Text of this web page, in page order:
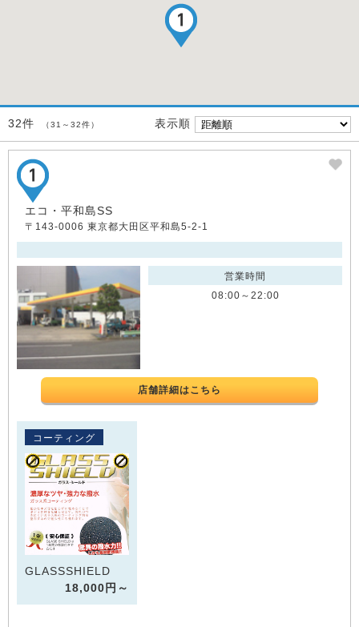
32件 （31～32件） 表示順
エコ・平和島SS
〒143-0006 東京都大田区平和島5-2-1
営業時間
08:00～22:00
店舗詳細はこちら
コーティング
GLASSSHIELD
18,000円～